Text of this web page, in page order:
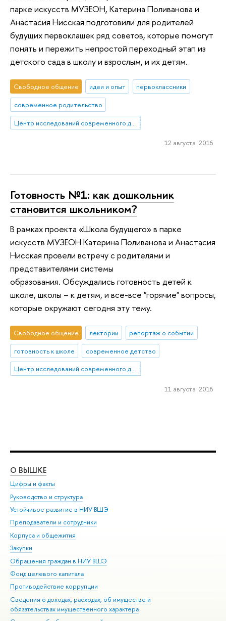
парке искусств МУЗЕОН, Катерина Поливанова и
Анастасия Нисская подготовили для родителей
будущих первоклашек ряд советов, которые помогут
понять и пережить непростой переходный этап из
детского сада в школу и взрослым, и их детям.
Свободное общение идеи и опыт
первоклассники
современное родительство
12 августа 2016
Готовность №1: как дошкольник
становится школьником?
В рамках проекта «Школа будущего» в парке
искусств МУЗЕОН Катерина Поливанова и Анастасия
Нисская провели встречу с родителями и
представителями системы
образования. Обсуждались готовность детей к
школе, школы – к детям, и все-все "горячие" вопросы,
которые окружают сегодня эту тему.
Свободное общение лектории
репортаж о событии
готовность к школе
современное детство
Центр исследований современного детства
11 августа 2016
О ВЫШКЕ
Цифры и факты
Руководство и структура
Устойчивое развитие в НИУ ВШЭ
Преподаватели и сотрудники
Корпуса и общежития
Закупки
Обращения граждан в НИУ ВШЭ
Фонд целевого капитала
Противодействие коррупции
Сведения о доходах, расходах, об имуществе и
обязательствах имущественного характера